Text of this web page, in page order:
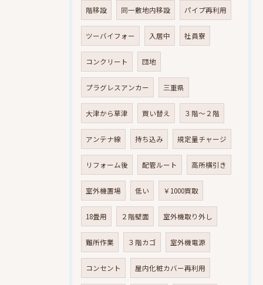
階移設 同一敷地内移設 パイプ再利用
ツーバイフォー 入居中 社員寮
コンクリート 団地
プラグレスアンカー 三重県
大津から草津 買い替え ３階～２階
アンテナ線 持ち込み 規定量チャージ
リフォーム後 配管ルート 高所横引き
室外機置場 低い ￥1000買取
18畳用 ２階壁面 室外機取り外し
難所作業 ３階カゴ 室外機電源
コンセント 屋内化粧カバー再利用